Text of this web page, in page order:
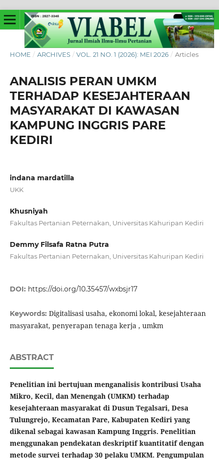
HOME / ARCHIVES / VOL. 21 NO. 1 (2026): MEI 2026 / Articles
ANALISIS PERAN UMKM
TERHADAP KESEJAHTERAAN
MASYARAKAT DI KAWASAN
KAMPUNG INGGRIS PARE
KEDIRI
indana mardatilla
UKK
Khusniyah
Fakultas Pertanian Peternakan, Universitas Kahuripan Kediri
Demmy Filsafa Ratna Putra
Fakultas Pertanian Peternakan, Universitas Kahuripan Kediri
DOI: https://doi.org/10.35457/wxbsjr17
Keywords: Digitalisasi usaha, ekonomi lokal, kesejahteraan
masyarakat, penyerapan tenaga kerja , umkm
ABSTRACT
Penelitian ini bertujuan menganalisis kontribusi Usaha
Mikro, Kecil, dan Menengah (UMKM) terhadap
kesejahteraan masyarakat di Dusun Tegalsari, Desa
Tulungrejo, Kecamatan Pare, Kabupaten Kediri yang
dikenal sebagai kawasan Kampung Inggris. Penelitian
menggunakan pendekatan deskriptif kuantitatif dengan
metode survei terhadap 30 pelaku UMKM. Pengumpulan